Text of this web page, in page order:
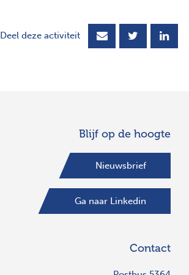
Deel deze activiteit
Blijf op de hoogte
Nieuwsbrief
Ga naar Linkedin
Contact